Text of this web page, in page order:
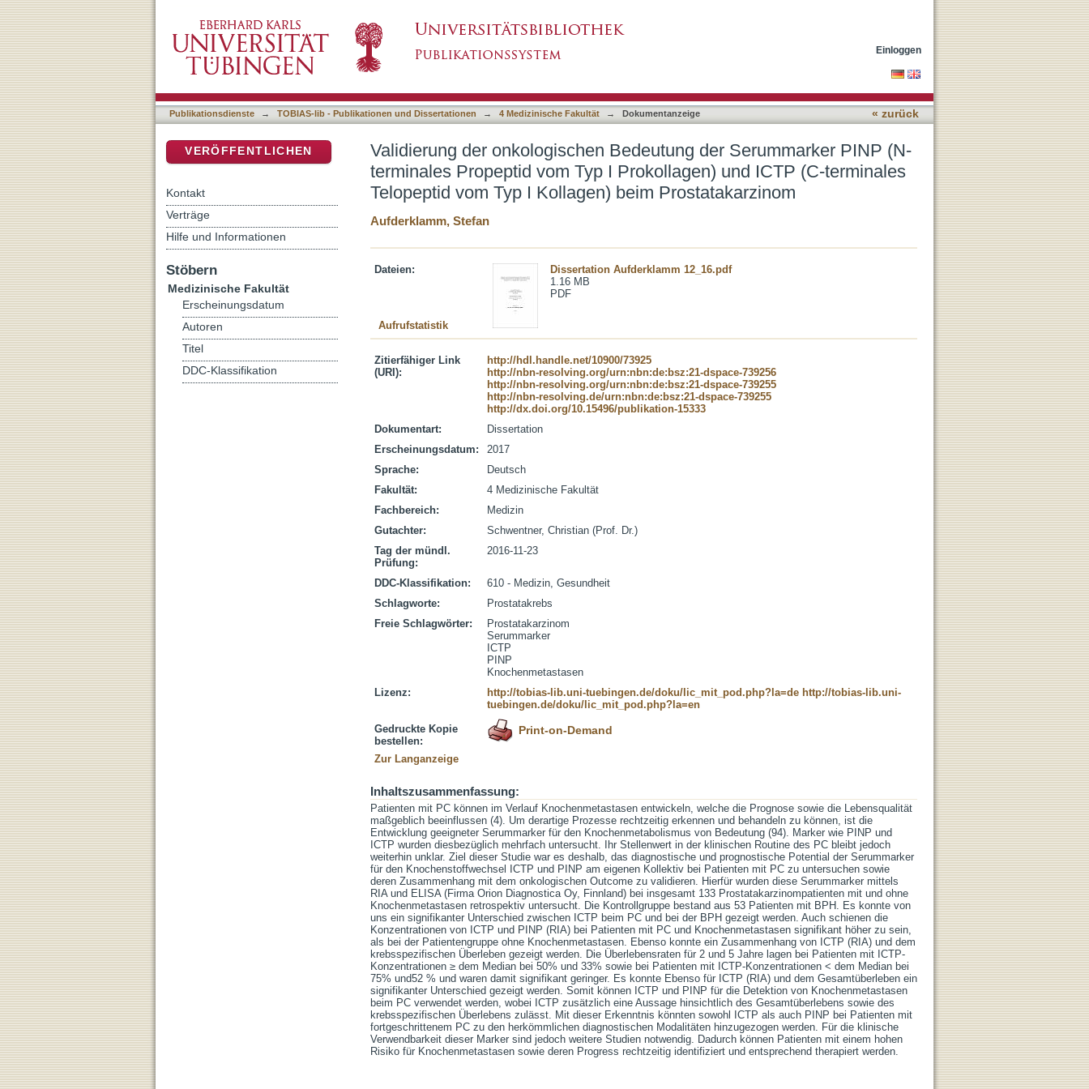
Typ I Prokollagen) und ICTP (C-terminales Telopeptid vom Typ I Kollagen) beim Prostatakarzinom
Einloggen
Publikationsdienste → TOBIAS-lib - Publikationen und Dissertationen → 4 Medizinische Fakultät → Dokumentanzeige « zurück
Validierung der onkologischen Bedeutung der Serummarker PINP (N-
terminales Propeptid vom Typ I Prokollagen) und ICTP (C-terminales
Telopeptid vom Typ I Kollagen) beim Prostatakarzinom
Aufderklamm, Stefan
Dateien:
Dissertation Aufderklamm 12_16.pdf
1.16 MB
PDF
Aufrufstatistik
Zitierfähiger Link
(URI):
http://hdl.handle.net/10900/73925
http://nbn-resolving.org/urn:nbn:de:bsz:21-dspace-739256
http://nbn-resolving.org/urn:nbn:de:bsz:21-dspace-739255
http://nbn-resolving.de/urn:nbn:de:bsz:21-dspace-739255
http://dx.doi.org/10.15496/publikation-15333
Dokumentart:
Dissertation
Erscheinungsdatum:
2017
Sprache:
Deutsch
Fakultät:
4 Medizinische Fakultät
Fachbereich:
Medizin
Gutachter:
Schwentner, Christian (Prof. Dr.)
Tag der mündl.
Prüfung:
2016-11-23
DDC-Klassifikation:
610 - Medizin, Gesundheit
Schlagworte:
Prostatakrebs
Freie Schlagwörter:
Prostatakarzinom
Serummarker
ICTP
PINP
Knochenmetastasen
Lizenz:
http://tobias-lib.uni-tuebingen.de/doku/lic_mit_pod.php?la=de http://tobias-lib.uni-
tuebingen.de/doku/lic_mit_pod.php?la=en
Gedruckte Kopie
bestellen:
Print-on-Demand
Zur Langanzeige
Inhaltszusammenfassung:
Patienten mit PC können im Verlauf Knochenmetastasen entwickeln, welche die Prognose sowie die Lebensqualität
maßgeblich beeinflussen (4). Um derartige Prozesse rechtzeitig erkennen und behandeln zu können, ist die
Entwicklung geeigneter Serummarker für den Knochenmetabolismus von Bedeutung (94). Marker wie PINP und
ICTP wurden diesbezüglich mehrfach untersucht. Ihr Stellenwert in der klinischen Routine des PC bleibt jedoch
weiterhin unklar. Ziel dieser Studie war es deshalb, das diagnostische und prognostische Potential der Serummarker
für den Knochenstoffwechsel ICTP und PINP am eigenen Kollektiv bei Patienten mit PC zu untersuchen sowie
deren Zusammenhang mit dem onkologischen Outcome zu validieren. Hierfür wurden diese Serummarker mittels
RIA und ELISA (Firma Orion Diagnostica Oy, Finnland) bei insgesamt 133 Prostatakarzinompatienten mit und ohne
Knochenmetastasen retrospektiv untersucht. Die Kontrollgruppe bestand aus 53 Patienten mit BPH. Es konnte von
uns ein signifikanter Unterschied zwischen ICTP beim PC und bei der BPH gezeigt werden. Auch schienen die
Konzentrationen von ICTP und PINP (RIA) bei Patienten mit PC und Knochenmetastasen signifikant höher zu sein,
als bei der Patientengruppe ohne Knochenmetastasen. Ebenso konnte ein Zusammenhang von ICTP (RIA) und dem
krebsspezifischen Überleben gezeigt werden. Die Überlebensraten für 2 und 5 Jahre lagen bei Patienten mit ICTP-
Konzentrationen ≥ dem Median bei 50% und 33% sowie bei Patienten mit ICTP-Konzentrationen < dem Median bei
75% und52 % und waren damit signifikant geringer. Es konnte Ebenso für ICTP (RIA) und dem Gesamtüberleben ein
signifikanter Unterschied gezeigt werden. Somit können ICTP und PINP für die Detektion von Knochenmetastasen
beim PC verwendet werden, wobei ICTP zusätzlich eine Aussage hinsichtlich des Gesamtüberlebens sowie des
krebsspezifischen Überlebens zulässt. Mit dieser Erkenntnis könnten sowohl ICTP als auch PINP bei Patienten mit
fortgeschrittenem PC zu den herkömmlichen diagnostischen Modalitäten hinzugezogen werden. Für die klinische
Verwendbarkeit dieser Marker sind jedoch weitere Studien notwendig. Dadurch können Patienten mit einem hohen
Risiko für Knochenmetastasen sowie deren Progress rechtzeitig identifiziert und entsprechend therapiert werden.
VERÖFFENTLICHEN
Kontakt
Verträge
Hilfe und Informationen
Stöbern
Medizinische Fakultät
Erscheinungsdatum
Autoren
Titel
DDC-Klassifikation